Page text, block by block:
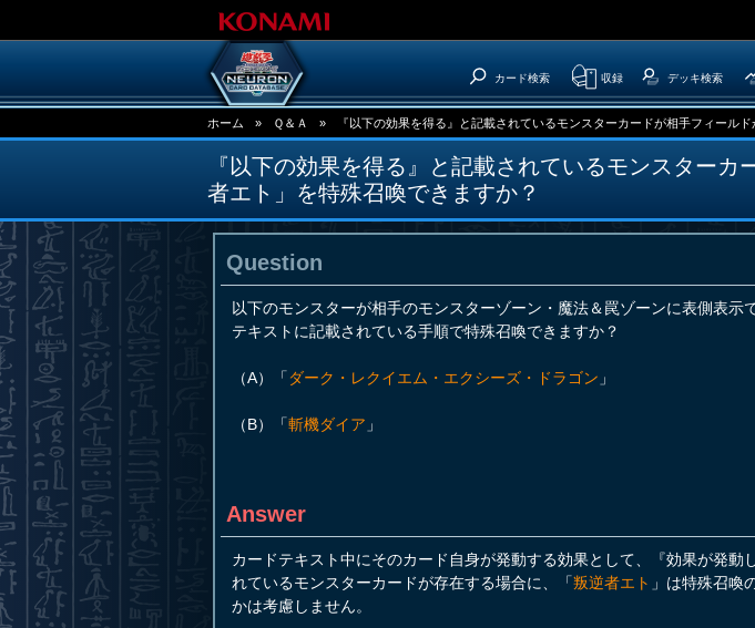
カード検索 収録 デッキ検索
ホーム » Ｑ＆Ａ » 『以下の効果を得る』と記載されているモンスターカードが相手フィール
『以下の効果を得る』と記載されているモンスター
者エト」を特殊召喚できますか？
Question
以下のモンスターが相手のモンスターゾーン・魔法＆罠ゾーンに表側表
テキストに記載されている手順で特殊召喚できますか？
（A）「 ダーク・レクイエム・エクシーズ・ドラゴン 」
（B）「斬機ダイア 」
Answer
カードテキスト中にそのカード自身が発動する効果として、『効果が発
れているモンスターカードが存在する場合に、「叛逆者エト 」は特殊召喚
かは考慮しません。